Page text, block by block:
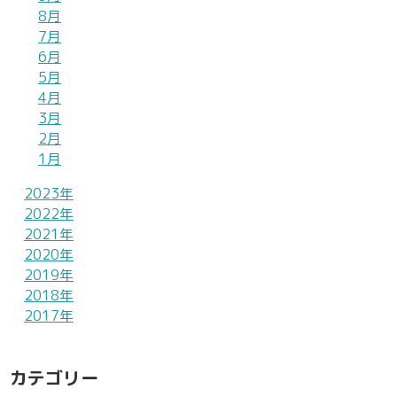
8月
7月
6月
5月
4月
3月
2月
1月
2023年
2022年
2021年
2020年
2019年
2018年
2017年
カテゴリー